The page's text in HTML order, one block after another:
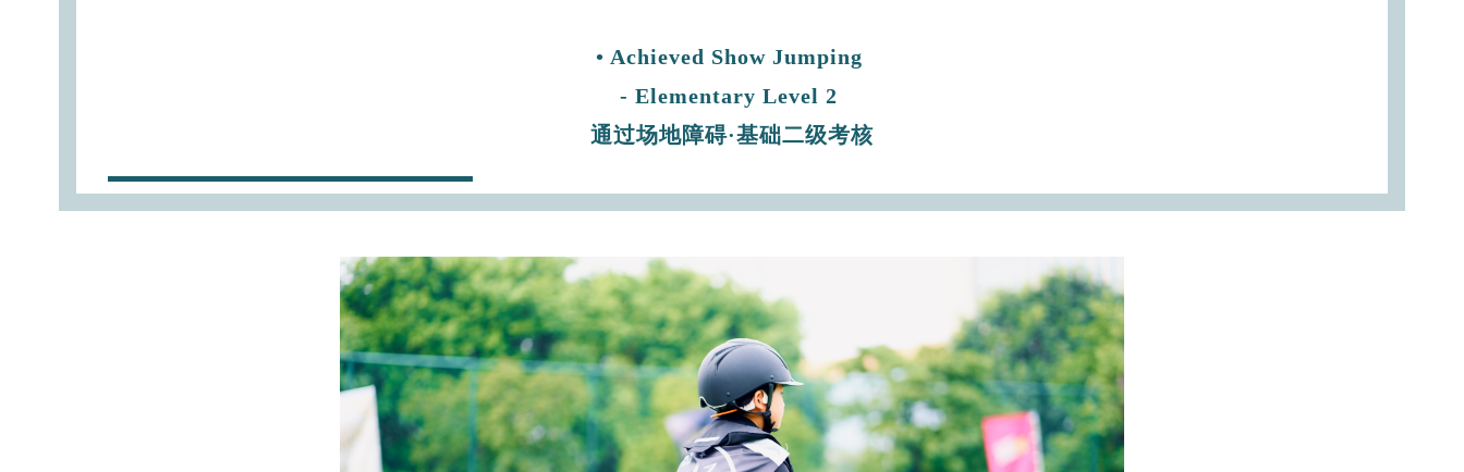
• Achieved Show Jumping
- Elementary Level 2
通过场地障碍·基础二级考核